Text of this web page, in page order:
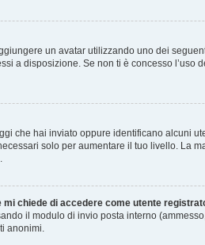
un avatar utilizzando uno dei
a disposizione. Se non ti è concesso
che hai inviato oppure identificano alcuni
solo per aumentare il tuo livello. La
mi chiede di accedere come utente
il modulo di invio posta interno
anonimi.